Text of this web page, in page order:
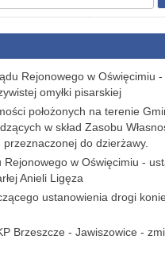
Rejonowego w Oświęcimiu -
omyłki pisarskiej
położonych na terenie
w skład Zasobu
do dzierżawy.
Rejonowego w Oświęcimiu -
Anieli Ligęza
ustanowienia drogi
Brzeszcze - Jawiszowice -